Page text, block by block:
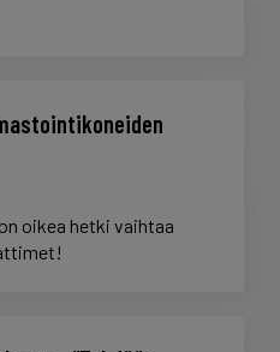
oikea hetki vaihtaa